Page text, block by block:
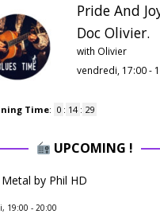
Pride And
Doc Olivier.
with Olivier
vendredi, 17:00 -
Time: 0 : 14 : 28
UPCOMING !
by Phil HD
19:00 - 20:00